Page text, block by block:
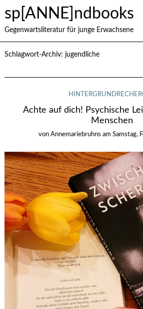
sp[ANNE]ndbooks
Gegenwartsliteratur für junge Erwachsene
Schlagwort-Archiv: jugendliche
Achte auf dich! Psychische
Menschen
von Annemariebruhns am Samstag,